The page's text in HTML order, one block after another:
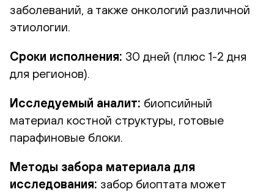
заболеваний, а также онкологий различной
этиологии.
Сроки исполнения: 30 дней (плюс 1-2 дня
для регионов).
Исследуемый аналит: биопсийный
материал костной структуры, готовые
парафиновые блоки.
Методы забора материала для
исследования: забор биоптата может